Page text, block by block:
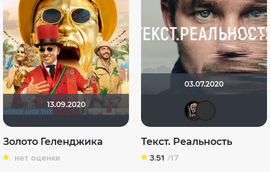
13.09.2020
Золото Геленджика
нет оценки
03.07.2020
Текст. Реальность
3.51 /17